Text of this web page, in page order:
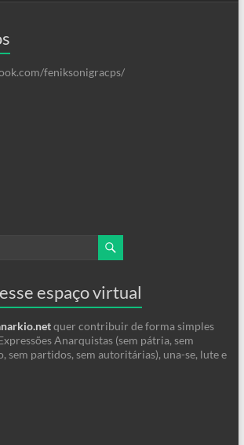
feniksonigracps/
espaço virtual
quer contribuir de forma simples
Anarquistas (sem pátria, sem
sem partidos, sem autoritárias), una-se, lute e